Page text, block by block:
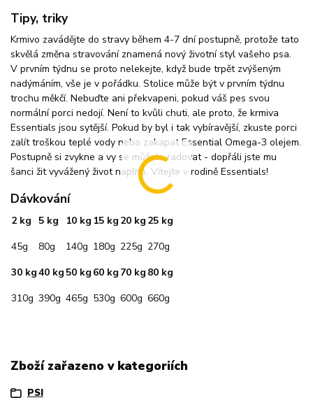
Tipy, triky
Krmivo zavádějte do stravy během 4-7 dní postupně, protože tato
skvělá změna stravování znamená nový životní styl vašeho psa.
V prvním týdnu se proto nelekejte, když bude trpět zvýšeným
nadýmáním, vše je v pořádku. Stolice může být v prvním týdnu
trochu měkčí. Nebuďte ani překvapeni, pokud váš pes svou
normální porci nedojí. Není to kvůli chuti, ale proto, že krmiva
Essentials jsou sytější. Pokud by byl i tak vybíravější, zkuste porci
zalít troškou teplé vody nebo zakapat Essential Omega-3 olejem.
Postupně si zvykne a vy se můžete radovat - dopřáli jste mu
šanci žit vyvážený život naplno. Vítejte v rodině Essentials!
Dávkování
2 kg 5 kg 10 kg 15 kg 20 kg 25 kg
45g
80g 140g 180g 225g 270g
30 kg40 kg 50 kg 60 kg 70 kg 80 kg
310g 390g 465g 530g 600g 660g
Zboží zařazeno v kategoriích
PSI